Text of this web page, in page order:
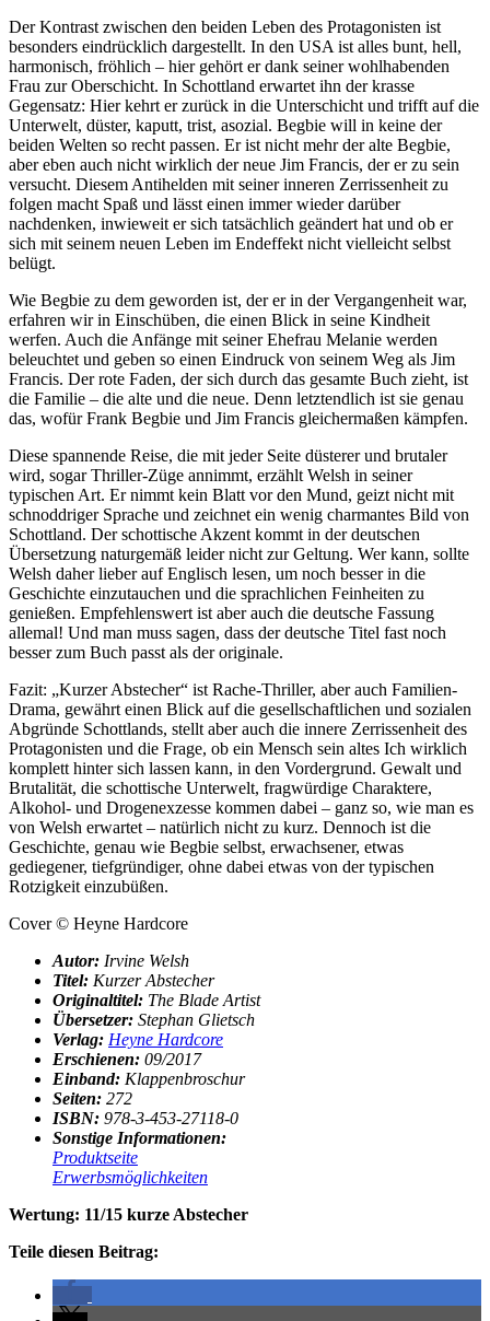
Der Kontrast zwischen den beiden Leben des Protagonisten ist
besonders eindrücklich dargestellt. In den USA ist alles bunt, hell,
harmonisch, fröhlich – hier gehört er dank seiner wohlhabenden
Frau zur Oberschicht. In Schottland erwartet ihn der krasse
Gegensatz: Hier kehrt er zurück in die Unterschicht und trifft auf die
Unterwelt, düster, kaputt, trist, asozial. Begbie will in keine der
beiden Welten so recht passen. Er ist nicht mehr der alte Begbie,
aber eben auch nicht wirklich der neue Jim Francis, der er zu sein
versucht. Diesem Antihelden mit seiner inneren Zerrissenheit zu
folgen macht Spaß und lässt einen immer wieder darüber
nachdenken, inwieweit er sich tatsächlich geändert hat und ob er
sich mit seinem neuen Leben im Endeffekt nicht vielleicht selbst
belügt.
Wie Begbie zu dem geworden ist, der er in der Vergangenheit war,
erfahren wir in Einschüben, die einen Blick in seine Kindheit
werfen. Auch die Anfänge mit seiner Ehefrau Melanie werden
beleuchtet und geben so einen Eindruck von seinem Weg als Jim
Francis. Der rote Faden, der sich durch das gesamte Buch zieht, ist
die Familie – die alte und die neue. Denn letztendlich ist sie genau
das, wofür Frank Begbie und Jim Francis gleichermaßen kämpfen.
Diese spannende Reise, die mit jeder Seite düsterer und brutaler
wird, sogar Thriller-Züge annimmt, erzählt Welsh in seiner
typischen Art. Er nimmt kein Blatt vor den Mund, geizt nicht mit
schnoddriger Sprache und zeichnet ein wenig charmantes Bild von
Schottland. Der schottische Akzent kommt in der deutschen
Übersetzung naturgemäß leider nicht zur Geltung. Wer kann, sollte
Welsh daher lieber auf Englisch lesen, um noch besser in die
Geschichte einzutauchen und die sprachlichen Feinheiten zu
genießen. Empfehlenswert ist aber auch die deutsche Fassung
allemal! Und man muss sagen, dass der deutsche Titel fast noch
besser zum Buch passt als der originale.
Fazit: „Kurzer Abstecher“ ist Rache-Thriller, aber auch Familien-
Drama, gewährt einen Blick auf die gesellschaftlichen und sozialen
Abgründe Schottlands, stellt aber auch die innere Zerrissenheit des
Protagonisten und die Frage, ob ein Mensch sein altes Ich wirklich
komplett hinter sich lassen kann, in den Vordergrund. Gewalt und
Brutalität, die schottische Unterwelt, fragwürdige Charaktere,
Alkohol- und Drogenexzesse kommen dabei – ganz so, wie man es
von Welsh erwartet – natürlich nicht zu kurz. Dennoch ist die
Geschichte, genau wie Begbie selbst, erwachsener, etwas
gediegener, tiefgründiger, ohne dabei etwas von der typischen
Rotzigkeit einzubüßen.
Cover © Heyne Hardcore
Autor: Irvine Welsh
Titel: Kurzer Abstecher
Originaltitel: The Blade Artist
Übersetzer: Stephan Glietsch
Verlag: Heyne Hardcore
Erschienen: 09/2017
Einband: Klappenbroschur
Seiten: 272
ISBN: 978-3-453-27118-0
Sonstige Informationen:
Produktseite
Erwerbsmöglichkeiten
Wertung: 11/15 kurze Abstecher
Teile diesen Beitrag: